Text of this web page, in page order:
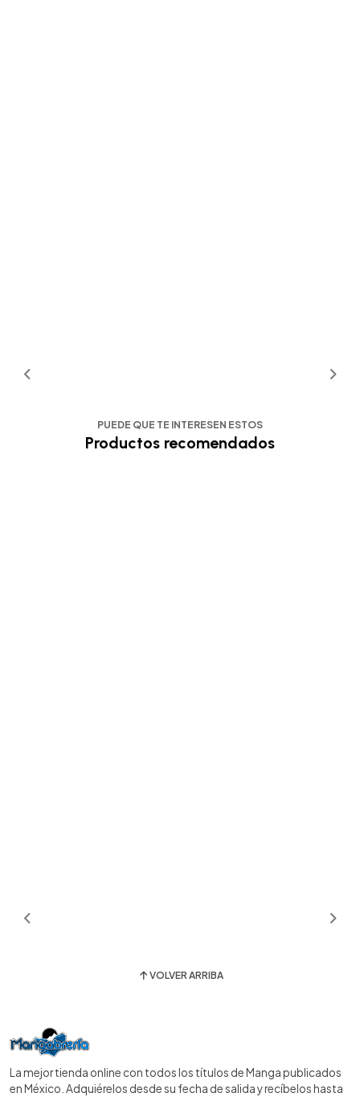
PUEDE QUE TE INTERESEN ESTOS
Productos recomendados
VOLVER ARRIBA
La mejor tienda online con todos los títulos de Manga publicados
en México. Adquiérelos desde su fecha de salida y recíbelos hasta